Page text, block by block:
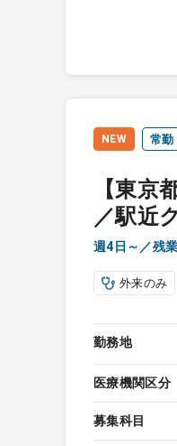
NEW 常勤
【東京
／駅近
週4日～／残
外来のみ
勤務地
医療機関区分
募集科目